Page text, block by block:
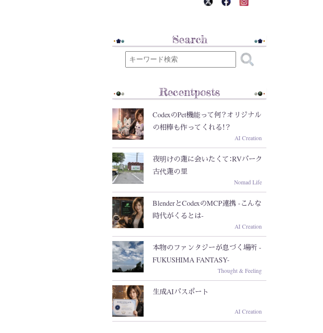
Search
Recentposts
CodexのPet機能って何？オリジナル
の相棒も作ってくれる！？
AI Creation
夜明けの蓮に会いたくて：RVパーク
古代蓮の里
Nomad Life
BlenderとCodexのMCP連携 -こんな
時代がくるとは-
AI Creation
本物のファンタジーが息づく場所 -
FUKUSHIMA FANTASY-
Thought & Feeling
生成AIパスポート
AI Creation